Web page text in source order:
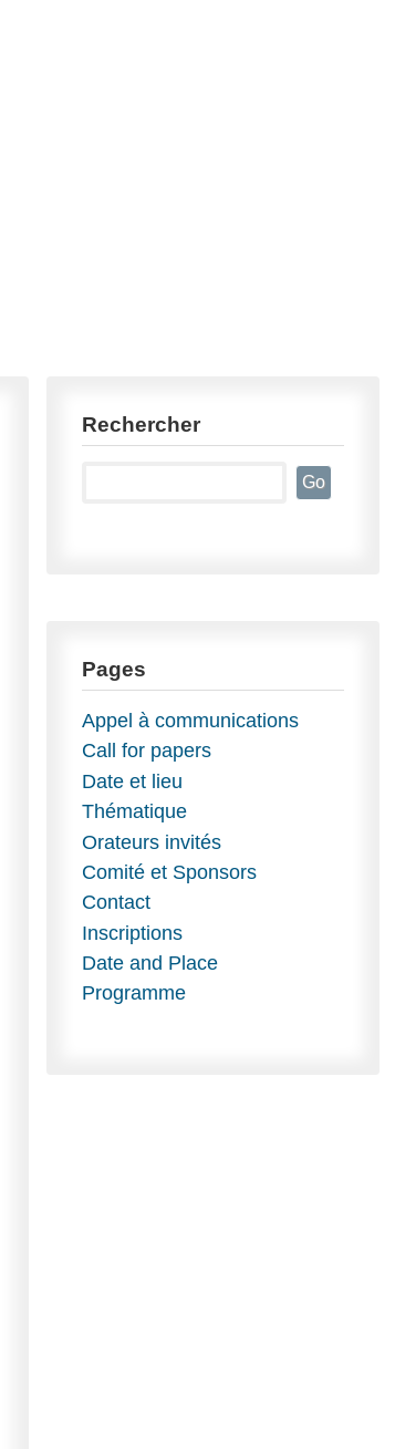
Rechercher
Pages
Appel à communications
Call for papers
Date et lieu
Thématique
Orateurs invités
Comité et Sponsors
Contact
Inscriptions
Date and Place
Programme